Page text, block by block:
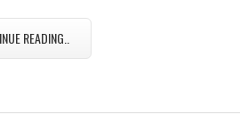
READING..